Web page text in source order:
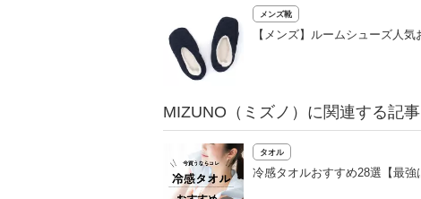
メンズ靴
【メンズ】ルームシューズ人
MIZUNO（ミズノ）に関連する記事
タオル
冷感タオルおすすめ28選【最